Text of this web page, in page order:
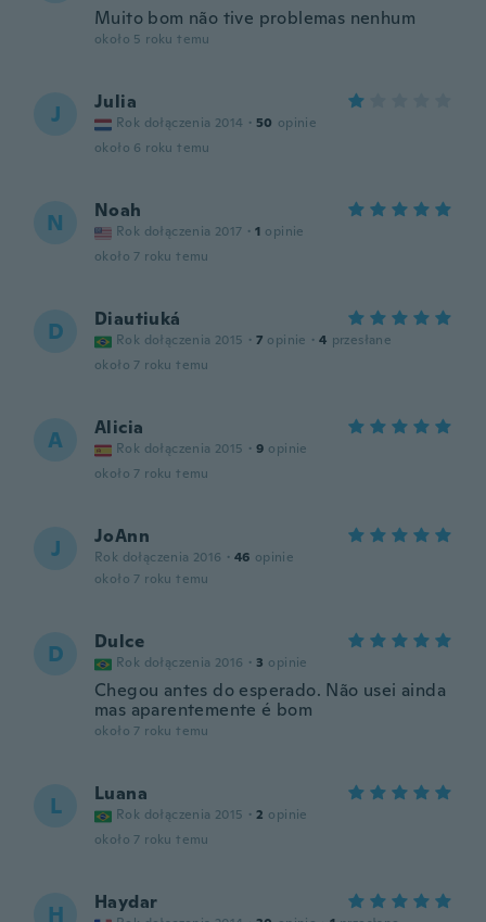
Muito bom não tive problemas nenhum
około 5 roku temu
J Julia
Rok dołączenia 2014 · 50 opinie
około 6 roku temu
N Noah
Rok dołączenia 2017 · 1 opinie
około 7 roku temu
D Diautiuká
Rok dołączenia 2015 · 7 opinie · 4 przesłane
około 7 roku temu
A Alicia
Rok dołączenia 2015 · 9 opinie
około 7 roku temu
J JoAnn
Rok dołączenia 2016 · 46 opinie
około 7 roku temu
D Dulce
Rok dołączenia 2016 · 3 opinie
Chegou antes do esperado. Não usei ainda
mas aparentemente é bom
około 7 roku temu
L Luana
Rok dołączenia 2015 · 2 opinie
około 7 roku temu
H Haydar